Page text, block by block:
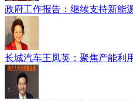
政府工作报告：继续支持新能
长城汽车王凤英：聚焦产能利